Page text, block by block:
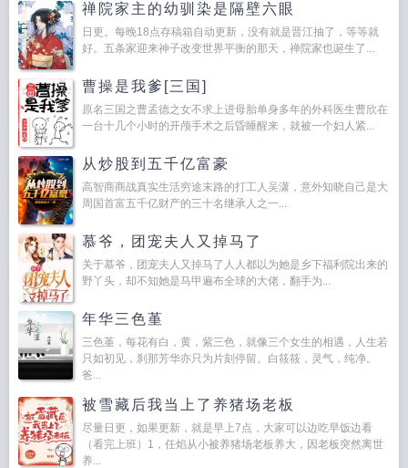
禅院家主的幼驯染是隔壁六眼
日更。每晚18点存稿箱自动更新，没有就是晋江抽了，等等就
好。五条家迎来神子改变世界平衡的那天，禅院家也诞生了...
曹操是我爹[三国]
原名三国之曹孟德之女不求上进母胎单身多年的外科医生曹欣在
一台十几个小时的开颅手术之后昏睡醒来，就被一个妇人紧...
从炒股到五千亿富豪
高智商商战真实生活穷途末路的打工人吴潇，意外知晓自己是大
周国首富五千亿财产的三十名继承人之一...
慕爷，团宠夫人又掉马了
关于慕爷，团宠夫人又掉马了人人都以为她是乡下福利院出来的
野丫头，却不知她是马甲遍布全球的大佬，翻手为...
年华三色堇
三色堇，每花有白，黄，紫三色，就像三个女生的相遇，人生若
只如初见，刹那芳华亦只为片刻停留。白筱筱，灵气，纯净。
爸...
被雪藏后我当上了养猪场老板
尽量日更，如果更新，就是早上7点，大家可以边吃早饭边看
（看完上班）1，任焰从小被养猪场老板养大，因老板突然离世
养...